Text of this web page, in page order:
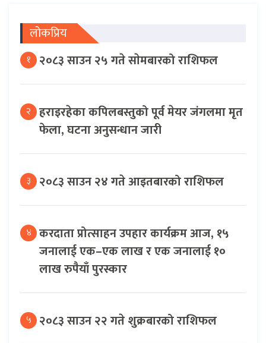
लोकप्रिय
१ २०८३ साउन २५ गते साेमबारको राशिफल
२ हराइरहेका कपिलबस्तुको पूर्व मेयर जंगलमा मृत
फेला, घटना अनुसन्धान जारी
३ २०८३ साउन २४ गते आइतबारको राशिफल
४ करदाता प्रोत्साहन उपहार कार्यक्रम आज, १५
जनालाई एक–एक लाख र एक जनालाई १०
लाख रुपैयाँ पुरस्कार
५ २०८३ साउन २२ गते शुक्रबारको राशिफल